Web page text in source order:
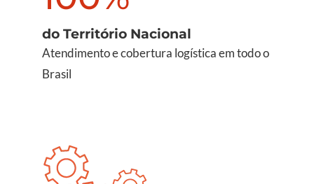
do Território Nacional
Atendimento e cobertura logística em todo o
Brasil